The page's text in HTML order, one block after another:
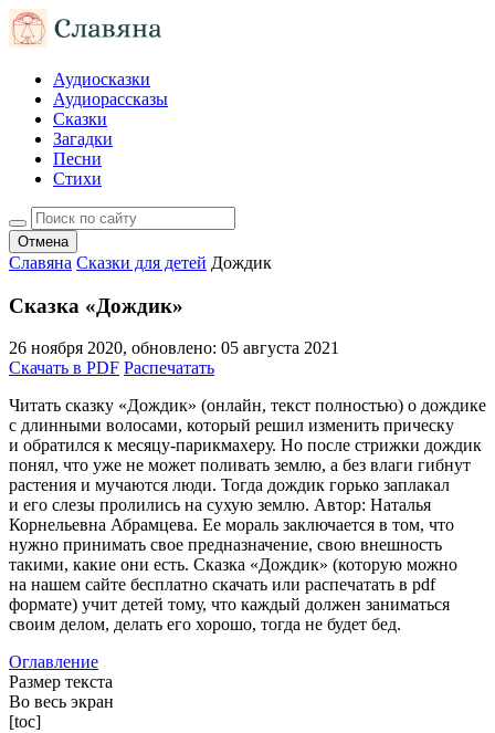
Аудиосказки
Аудиорассказы
Сказки
Загадки
Песни
Стихи
Отмена
Славяна Сказки для детей Дождик
Сказка «Дождик»
26 ноября 2020, обновлено: 05 августа 2021
Скачать в PDF Распечатать
Читать сказку «Дождик» (онлайн, текст полностью) о дождике
с длинными волосами, который решил изменить прическу
и обратился к месяцу-парикмахеру. Но после стрижки дождик
понял, что уже не может поливать землю, а без влаги гибнут
растения и мучаются люди. Тогда дождик горько заплакал
и его слезы пролились на сухую землю. Автор: Наталья
Корнельевна Абрамцева. Ее мораль заключается в том, что
нужно принимать свое предназначение, свою внешность
такими, какие они есть. Сказка «Дождик» (которую можно
на нашем сайте бесплатно скачать или распечатать в pdf
формате) учит детей тому, что каждый должен заниматься
своим делом, делать его хорошо, тогда не будет бед.
Оглавление
Размер текста
Во весь экран
[toc]